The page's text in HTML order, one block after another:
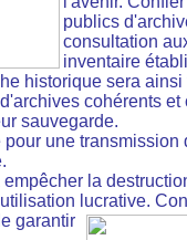
publics
consultation
inventaire
historique sera
cohérents
sauvegarde.
une transmission
la
lucrative.
garantir